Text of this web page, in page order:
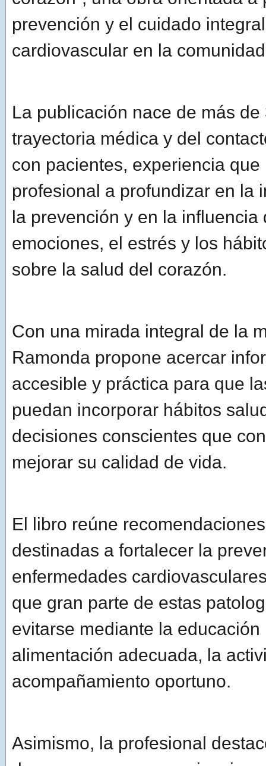
prevención y el cuidado
cardiovascular en la
La publicación nace de más de
trayectoria médica y del
con pacientes, experiencia que
profesional a profundizar en la
la prevención y en la influencia
emociones, el estrés y los
sobre la salud del corazón.
Con una mirada integral de la
Ramonda propone acercar
accesible y práctica para que
puedan incorporar hábitos
decisiones conscientes que
mejorar su calidad de vida.
El libro reúne
destinadas a fortalecer la
enfermedades
que gran parte de estas
evitarse mediante la
alimentación adecuada, la
acompañamiento oportuno.
Asimismo, la profesional